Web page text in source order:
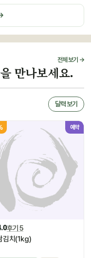
전체 보기 →
만나보세요.
달력 보기
예약
후기 5
김치(1kg)